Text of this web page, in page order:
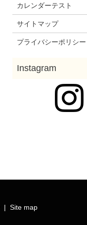
カレンダーテスト
サイトマップ
プライバシーポリシー
Site map